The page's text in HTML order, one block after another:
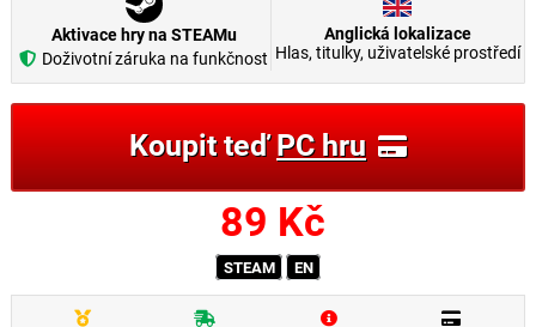
Aktivace hry na STEAMu
Doživotní záruka na funkčnost
Anglická lokalizace
Hlas, titulky, uživatelské prostředí
Koupit teďPC hru
89 Kč
STEAM EN